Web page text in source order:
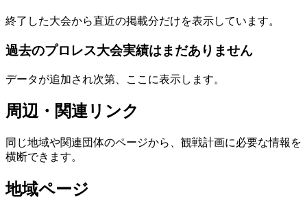
終了した大会から直近の掲載分だけを表示しています。
過去のプロレス大会実績はまだありません
データが追加され次第、ここに表示します。
周辺・関連リンク
同じ地域や関連団体のページから、観戦計画に必要な情報を
横断できます。
地域ページ